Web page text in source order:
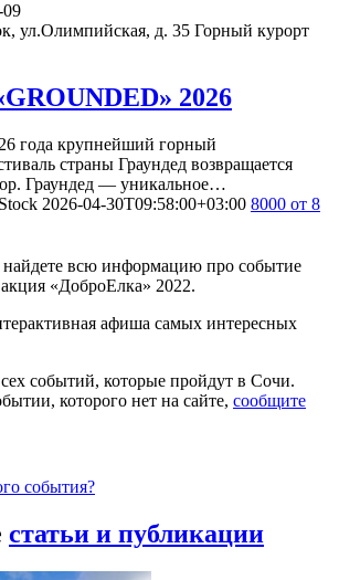
09
ул.Олимпийская, д. 35 Горный курорт
2026
года крупнейший горный
страны Граундед возвращается
Граундед — уникальное…
2026-04-30T09:58:00+03:00 8000 от 8
всю информацию про событие
«ДоброЕлка» 2022.
афиша самых интересных
событий, которые пройдут в Сочи.
которого нет на сайте, сообщите
события?
статьи и публикации